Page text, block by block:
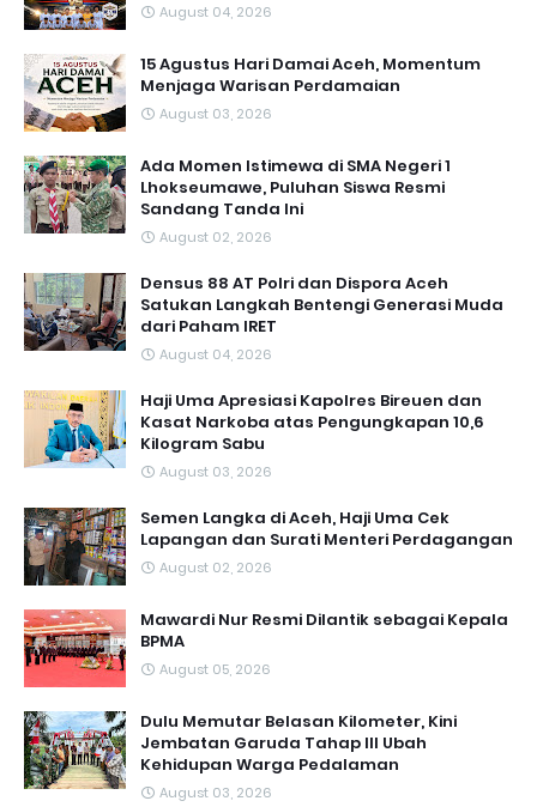
August 04, 2026
15 Agustus Hari Damai Aceh, Momentum
Menjaga Warisan Perdamaian
August 03, 2026
Ada Momen Istimewa di SMA Negeri 1
Lhokseumawe, Puluhan Siswa Resmi
Sandang Tanda Ini
August 02, 2026
Densus 88 AT Polri dan Dispora Aceh
Satukan Langkah Bentengi Generasi Muda
dari Paham IRET
August 04, 2026
Haji Uma Apresiasi Kapolres Bireuen dan
Kasat Narkoba atas Pengungkapan 10,6
Kilogram Sabu
August 03, 2026
Semen Langka di Aceh, Haji Uma Cek
Lapangan dan Surati Menteri Perdagangan
August 02, 2026
Mawardi Nur Resmi Dilantik sebagai Kepala
BPMA
August 05, 2026
Dulu Memutar Belasan Kilometer, Kini
Jembatan Garuda Tahap III Ubah
Kehidupan Warga Pedalaman ‎
August 03, 2026